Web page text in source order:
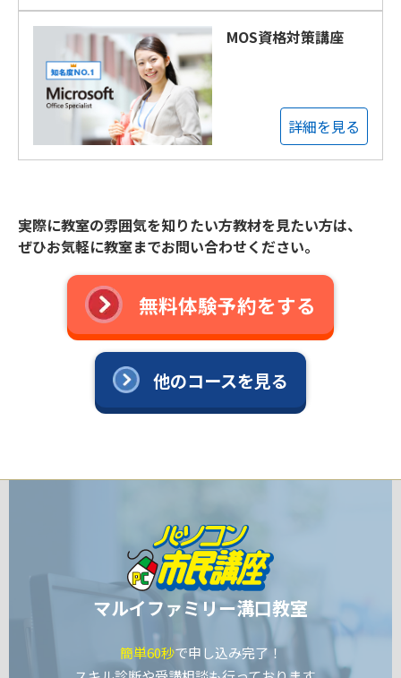
MOS資格対策講座
詳細を見る
実際に教室の雰囲気を知りたい方教材を見たい方は、
ぜひお気軽に教室までお問い合わせください。
無料体験予約をする
他のコースを見る
マルイファミリー溝口教室
簡単60秒で申し込み完了！